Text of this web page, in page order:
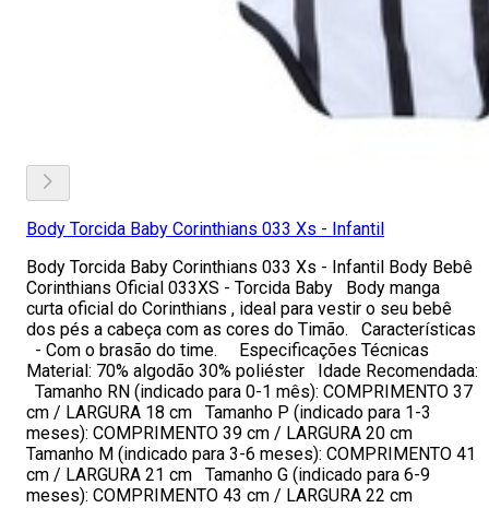
Body Torcida Baby Corinthians 033 Xs - Infantil
Body Torcida Baby Corinthians 033 Xs - Infantil Body Bebê
Corinthians Oficial 033XS - Torcida Baby Body manga
curta oficial do Corinthians , ideal para vestir o seu bebê
dos pés a cabeça com as cores do Timão. Características
- Com o brasão do time. Especificações Técnicas
Material: 70% algodão 30% poliéster Idade Recomendada:
Tamanho RN (indicado para 0-1 mês): COMPRIMENTO 37
cm / LARGURA 18 cm Tamanho P (indicado para 1-3
meses): COMPRIMENTO 39 cm / LARGURA 20 cm
Tamanho M (indicado para 3-6 meses): COMPRIMENTO 41
cm / LARGURA 21 cm Tamanho G (indicado para 6-9
meses): COMPRIMENTO 43 cm / LARGURA 22 cm